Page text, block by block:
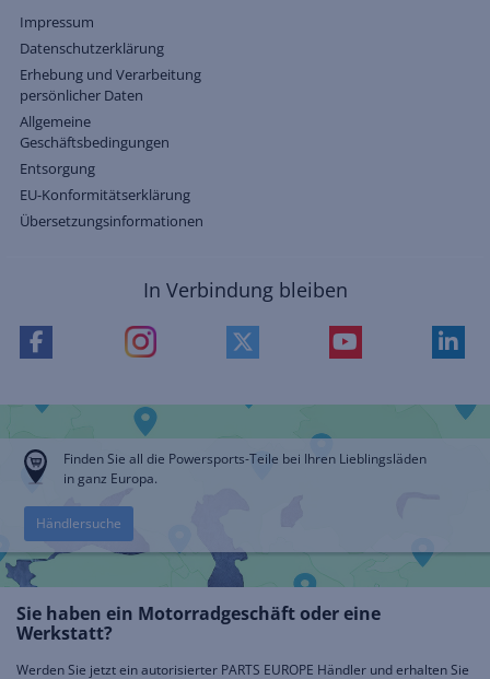
Impressum
Datenschutzerklärung
Erhebung und Verarbeitung
persönlicher Daten
Allgemeine
Geschäftsbedingungen
Entsorgung
EU-Konformitätserklärung
Übersetzungsinformationen
In Verbindung bleiben
Finden Sie all die Powersports-Teile bei Ihren Lieblingsläden
in ganz Europa.
Händlersuche
Sie haben ein Motorradgeschäft oder eine
Werkstatt?
Werden Sie jetzt ein autorisierter PARTS EUROPE Händler und erhalten Sie